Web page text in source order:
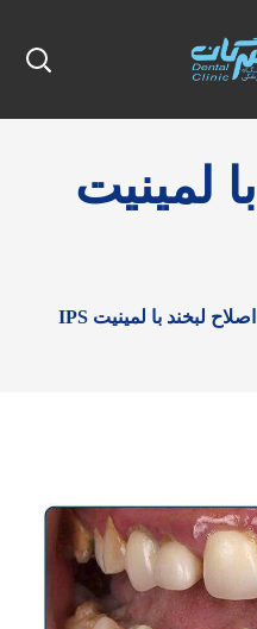
لمینیت
اصلاح لبخند با لمینیت IPS